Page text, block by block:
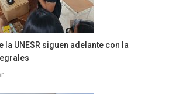
la UNESR siguen adelante con la